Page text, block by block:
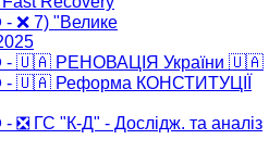
❌ 7) "Велике
- 🇺🇦 РЕНОВАЦІЯ України 🇺🇦
- 🇺🇦 Реформа КОНСТИТУЦІЇ
ГС "К-Д" - Дослідж. та аналіз